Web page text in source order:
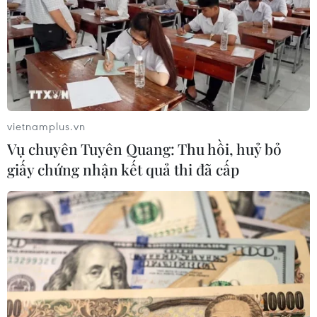
thử nghiệm điều trị Ebola tại Congo
04/08/2026 22:42
Xem thêm
CƠ QUAN CHỦ QUẢN: THÔNG TẤN XÃ VIỆT NAM
Tổng Biên tập: TRẦN TIẾN DUẨN
Phó Tổng Biên tập: NGUYỄN THỊ TÁM, KHÚC THANH
THỦY
Sở hữu trí tuệ Quy định sử dụng
vietnamplus.vn
Vụ chuyên Tuyên Quang: Thu hồi, huỷ bỏ
giấy chứng nhận kết quả thi đã cấp